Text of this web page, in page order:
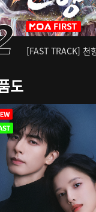
[FAST TRACK] 천
도